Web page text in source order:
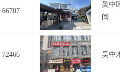
66707
吴中
间
72466 吴中